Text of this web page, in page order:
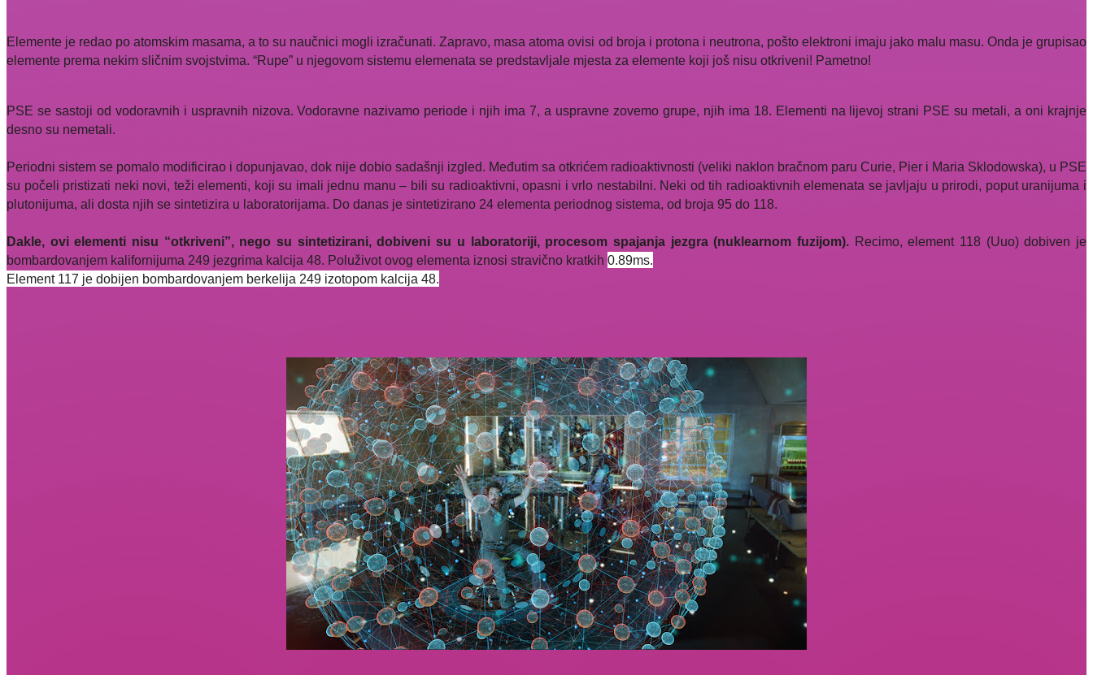
Elemente je redao po atomskim masama, a to su naučnici mogli izračunati. Zapravo, masa atoma ovisi od broja i protona i neutrona, pošto elektroni imaju jako malu masu. Onda je grupisao
elemente prema nekim sličnim svojstvima. “Rupe” u njegovom sistemu elemenata se predstavljale mjesta za elemente koji još nisu otkriveni! Pametno!
PSE se sastoji od vodoravnih i uspravnih nizova. Vodoravne nazivamo periode i njih ima 7, a uspravne zovemo grupe, njih ima 18. Elementi na lijevoj strani PSE su metali, a oni krajnje
desno su nemetali.
Periodni sistem se pomalo modificirao i dopunjavao, dok nije dobio sadašnji izgled. Međutim sa otkrićem radioaktivnosti (veliki naklon bračnom paru Curie, Pier i Maria Sklodowska), u PSE
su počeli pristizati neki novi, teži elementi, koji su imali jednu manu – bili su radioaktivni, opasni i vrlo nestabilni. Neki od tih radioaktivnih elemenata se javljaju u prirodi, poput uranijuma i
plutonijuma, ali dosta njih se sintetizira u laboratorijama. Do danas je sintetizirano 24 elementa periodnog sistema, od broja 95 do 118.
Dakle, ovi elementi nisu “otkriveni”, nego su sintetizirani, dobiveni su u laboratoriji, procesom spajanja jezgra (nuklearnom fuzijom).Recimo, element 118 (Uuo) dobiven je
bombardovanjem kalifornijuma 249 jezgrima kalcija 48. Poluživot ovog elementa iznosi stravično kratkih 0.89ms.
Element 117 je dobijen bombardovanjem berkelija 249 izotopom kalcija 48.